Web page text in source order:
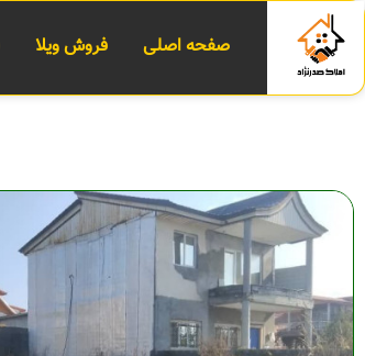
صفحه اصلی فروش ویلا